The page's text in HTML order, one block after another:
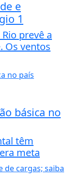
e
1
prevê a
Os ventos
básica no
têm
meta